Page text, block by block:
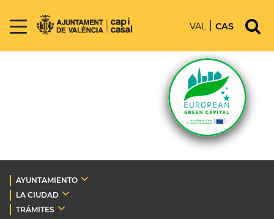
VAL CAS
AYUNTAMIENTO
LA CIUDAD
TRÁMITES